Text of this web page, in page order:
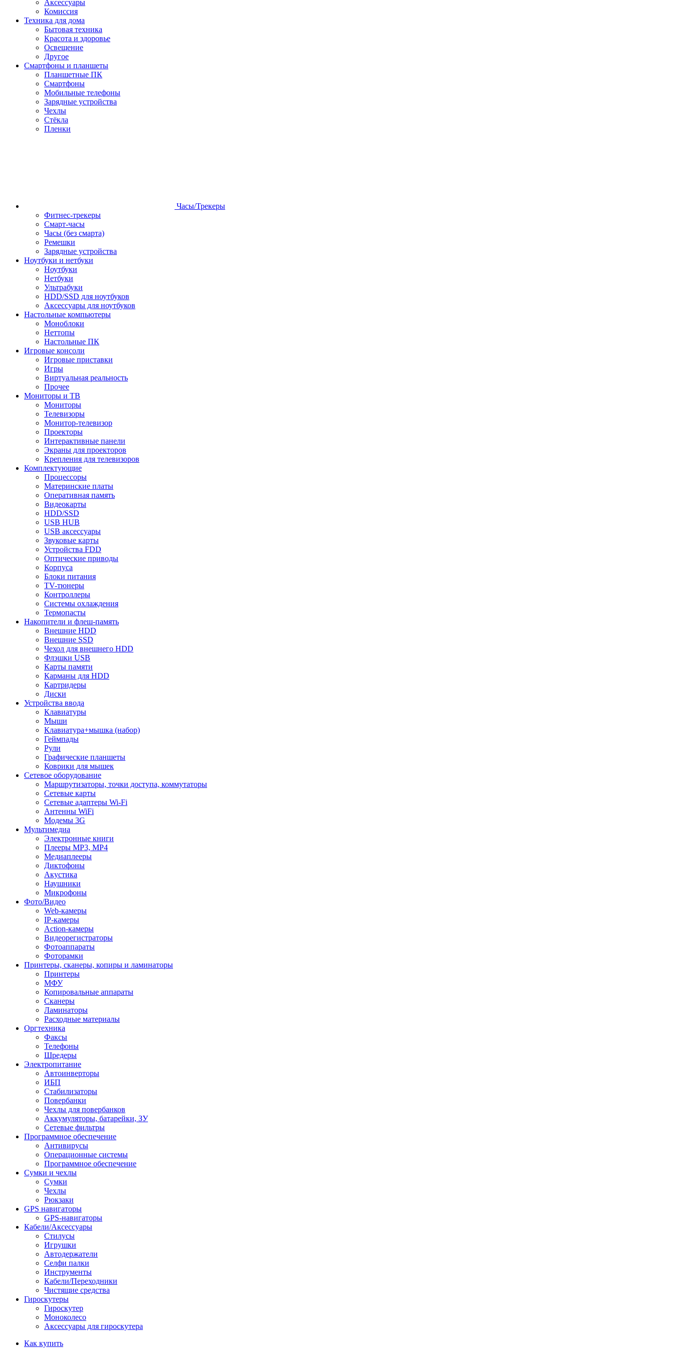
Аксессуары
Комиссия
Техника для дома
Бытовая техника
Красота и здоровье
Освещение
Другое
Смартфоны и планшеты
Планшетные ПК
Смартфоны
Мобильные телефоны
Зарядные устройства
Чехлы
Стёкла
Пленки
Часы/Трекеры
Фитнес-трекеры
Смарт-часы
Часы (без смарта)
Ремешки
Зарядные устройства
Ноутбуки и нетбуки
Ноутбуки
Нетбуки
Ультрабуки
HDD/SSD для ноутбуков
Аксессуары для ноутбуков
Настольные компьютеры
Моноблоки
Неттопы
Настольные ПК
Игровые консоли
Игровые приставки
Игры
Виртуальная реальность
Прочее
Мониторы и ТВ
Мониторы
Телевизоры
Монитор-телевизор
Проекторы
Интерактивные панели
Экраны для проекторов
Крепления для телевизоров
Комплектующие
Процессоры
Материнские платы
Оперативная память
Видеокарты
HDD/SSD
USB HUB
USB аксессуары
Звуковые карты
Устройства FDD
Оптические приводы
Корпуса
Блоки питания
TV-тюнеры
Контроллеры
Системы охлаждения
Термопасты
Накопители и флеш-память
Внешние HDD
Внешние SSD
Чехол для внешнего HDD
Флэшки USB
Карты памяти
Карманы для HDD
Картридеры
Диски
Устройства ввода
Клавиатуры
Мыши
Клавиатура+мышка (набор)
Геймпады
Рули
Графические планшеты
Коврики для мышек
Сетевое оборудование
Маршрутизаторы, точки доступа, коммутаторы
Сетевые карты
Сетевые адаптеры Wi-Fi
Антенны WiFi
Модемы 3G
Мультимедиа
Электронные книги
Плееры MP3, MP4
Медиаплееры
Диктофоны
Акустика
Наушники
Микрофоны
Фото/Видео
Web-камеры
IP-камеры
Action-камеры
Видеорегистраторы
Фотоаппараты
Фоторамки
Принтеры, сканеры, копиры и ламинаторы
Принтеры
МФУ
Копировальные аппараты
Сканеры
Ламинаторы
Расходные материалы
Оргтехника
Факсы
Телефоны
Шредеры
Электропитание
Автоинверторы
ИБП
Стабилизаторы
Повербанки
Чехлы для повербанков
Аккумуляторы, батарейки, ЗУ
Сетевые фильтры
Программное обеспечение
Антивирусы
Операционные системы
Программное обеспечение
Сумки и чехлы
Сумки
Чехлы
Рюкзаки
GPS навигаторы
GPS-навигаторы
Кабели/Аксессуары
Стилусы
Игрушки
Автодержатели
Селфи палки
Инструменты
Кабели/Переходники
Чистящие средства
Гироскутеры
Гироскутер
Моноколесо
Аксессуары для гироскутера
Как купить